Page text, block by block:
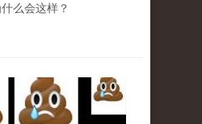
么会这样？